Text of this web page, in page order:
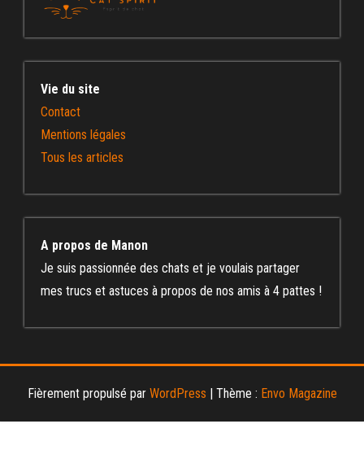
Vie du site
Contact
Mentions légales
Tous les articles
A propos de Manon
Je suis passionnée des chats et je voulais partager
mes trucs et astuces à propos de nos amis à 4 pattes !
Fièrement propulsé par WordPress | Thème : Envo Magazine